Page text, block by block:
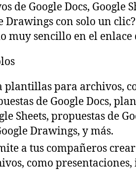
de Google Docs, Google
Drawings con solo un
muy sencillo en el enlace
plantillas para archivos,
de Google Docs,
Sheets, propuestas de
Drawings, y más.
a tus compañeros
como